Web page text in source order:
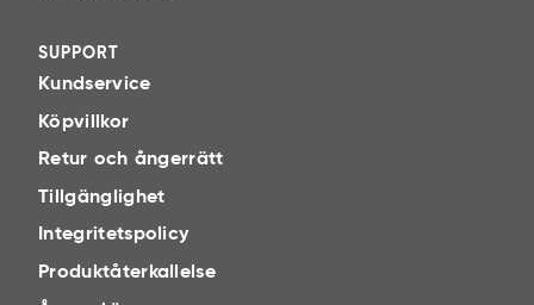
SUPPORT
Kundservice
Köpvillkor
Retur och ångerrätt
Tillgänglighet
Integritetspolicy
Produktåterkallelse